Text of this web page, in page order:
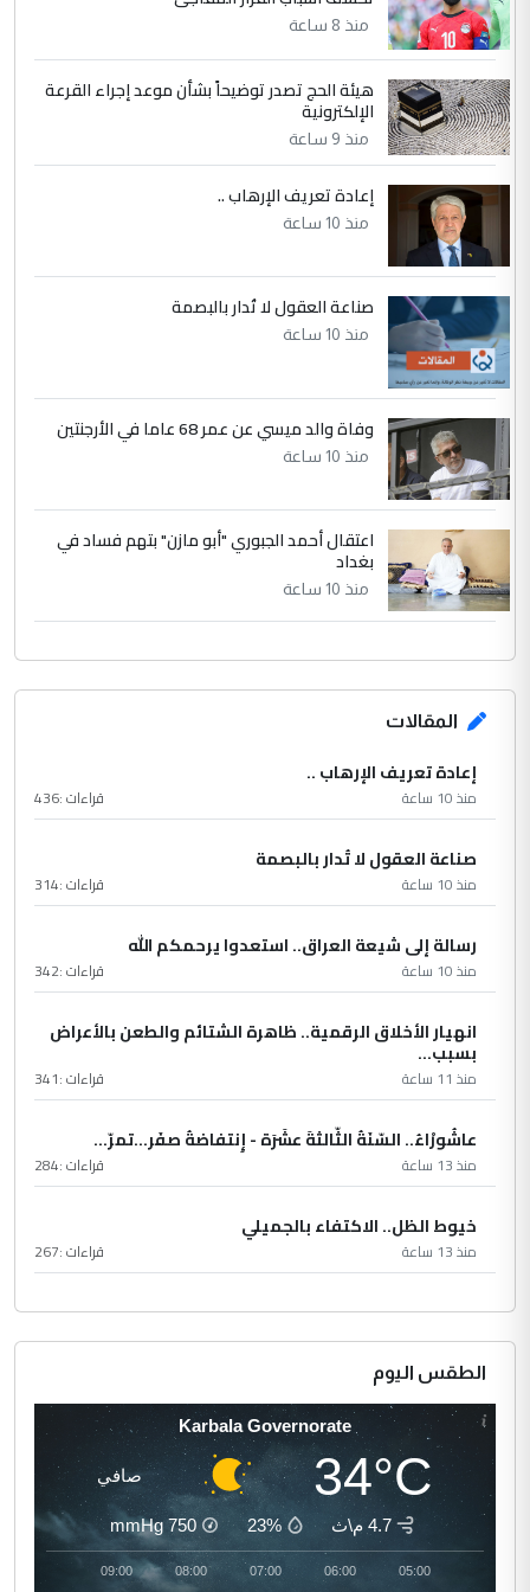
التعليق : نحن اباء الطلاب الأوائل على العراق
نتشرف بلقاء السيد احمد الصافي في العتبات
الموضوع :
مكتب السيد احمد الصافي : لا يوجود
لدينا اي حساب على الفيس بوك وتويتر
منذ 8 ساعة
هيئة الحج تصدر توضيحاً بشأن موعد إجراء القرعة
الإلكترونية
منذ 9 ساعة
إعادة تعريف الإرهاب ..
منذ 10 ساعة
صناعة العقول لا تُدار بالبصمة
منذ 10 ساعة
وفاة والد ميسي عن عمر 68 عاما في الأرجنتين
منذ 10 ساعة
اعتقال أحمد الجبوري "أبو مازن" بتهم فساد في
بغداد
منذ 10 ساعة
المقالات
إعادة تعريف الإرهاب ..
منذ 10 ساعة قراءات :436
صناعة العقول لا تُدار بالبصمة
منذ 10 ساعة قراءات :314
رسالة إلى شيعة العراق.. استعدوا يرحمكم الله
منذ 10 ساعة قراءات :342
انهيار الأخلاق الرقمية.. ظاهرة الشتائم والطعن بالأعراض
بسبب...
منذ 11 ساعة قراءات :341
عاشُورْاءُ.. السّنَةُ الثّالثةَ عشَرَة - إِنتفاضةُ صفَر…تمرّ...
منذ 13 ساعة قراءات :284
خيوط الظل.. الاكتفاء بالجميلي
منذ 13 ساعة قراءات :267
الطقس اليوم
Karbala Governorate
34°C صافي
4.7 م\ث 23%
750
mmHg
05:00
06:00
07:00
08:00
09:00